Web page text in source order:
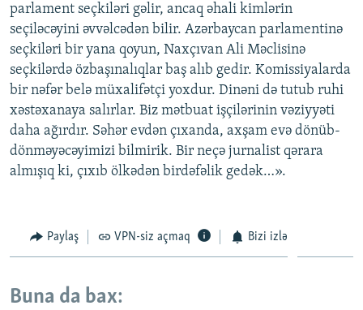
parlament seçkiləri gəlir, ancaq əhali kimlərin
seçiləcəyini əvvəlcədən bilir. Azərbaycan parlamentinə
seçkiləri bir yana qoyun, Naxçıvan Ali Məclisinə
seçkilərdə özbaşınalıqlar baş alıb gedir. Komissiyalarda
bir nəfər belə müxalifətçi yoxdur. Dinəni də tutub ruhi
xəstəxanaya salırlar. Biz mətbuat işçilərinin vəziyyəti
daha ağırdır. Səhər evdən çıxanda, axşam evə dönüb-
dönməyəcəyimizi bilmirik. Bir neçə jurnalist qərara
almışıq ki, çıxıb ölkədən birdəfəlik gedək…».
Paylaş VPN-siz açmaq Bizi izlə
Buna da bax: